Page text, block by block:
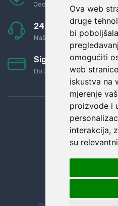
Ova web
druge
bi
omogućiti
web stranice
iskustva na
mjerenje
proizvode i
interakcija,
su
Jednostavno pravilo: Roba
24/7 odlična
Naši agenti uvijek na
Sigurno obročno
Do 24 rata bez kamata